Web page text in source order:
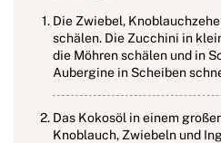
Die Zwiebel,
schälen. Die Zucchini in
die Möhren schälen und in
Aubergine in Scheiben
Das Kokosöl in einem
Knoblauch, Zwiebeln und